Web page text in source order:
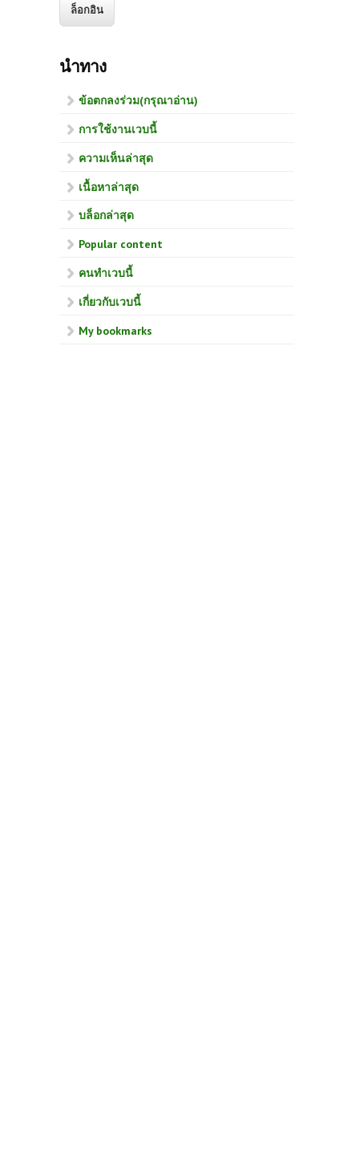
นำทาง
ข้อตกลงร่วม(กรุณาอ่าน)
การใช้งานเวบนี้
ความเห็นล่าสุด
เนื้อหาล่าสุด
บล็อกล่าสุด
Popular content
คนทำเวบนี้
เกี่ยวกับเวบนี้
My bookmarks